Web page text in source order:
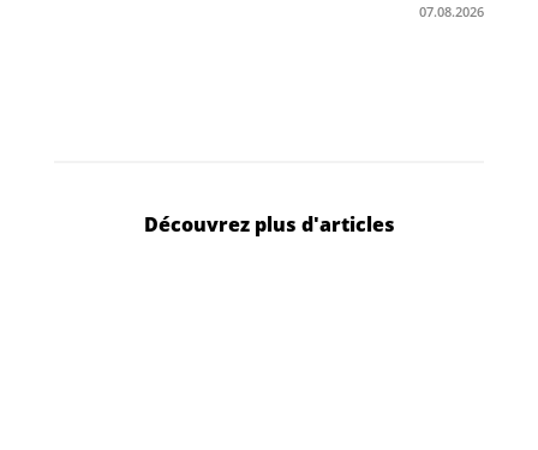
07.08.2026
Découvrez plus d'articles